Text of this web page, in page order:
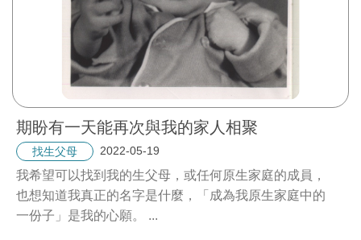
期盼有一天能再次與我的家人相聚
找生父母 2022-05-19
我希望可以找到我的生父母，或任何原生家庭的成員，
也想知道我真正的名字是什麼，「成為我原生家庭中的
一份子」是我的心願。 ...